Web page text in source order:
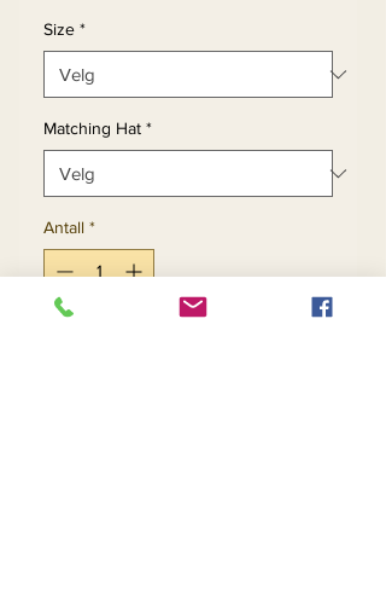
Size *
Matching Hat *
Antall *